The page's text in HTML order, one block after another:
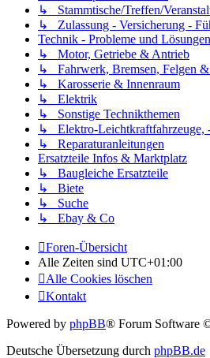
↳ Stammtische/Treffen/
↳ Zulassung - Versicherung -
Technik - Probleme und Lösungen
↳ Motor, Getriebe & Antrieb
↳ Fahrwerk, Bremsen, Felgen
↳ Karosserie & Innenraum
↳ Elektrik
↳ Sonstige Technikthemen
↳ Elektro-Leichtkraftfahrzeuge,
↳ Reparaturanleitungen
Ersatzteile Infos & Marktplatz
↳ Baugleiche Ersatzteile
↳ Biete
↳ Suche
↳ Ebay & Co
Foren-Übersicht
Alle Zeiten sind UTC+01:00
Alle Cookies löschen
Kontakt
Powered by phpBB® Forum Software
Deutsche Übersetzung durch phpBB.de